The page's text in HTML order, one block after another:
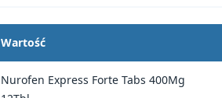
Wartość
Nurofen Express Forte Tabs 400Mg